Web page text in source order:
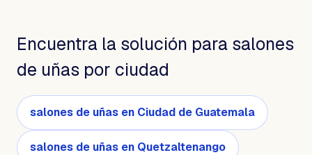
Encuentra la solución para salones
de uñas por ciudad
salones de uñas en Ciudad de Guatemala
salones de uñas en Quetzaltenango